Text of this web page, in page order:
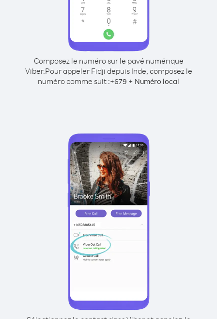
Composez le numéro sur le pavé numérique
Viber.Pour appeler Fidji depuis Inde, composez le
numéro comme suit :+679 + Numéro local